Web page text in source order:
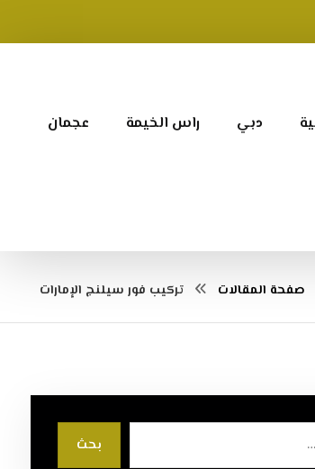
دبي راس الخيمة عجمان
صفحة المقالات تركيب فور سيلنج الإمارات
بحث